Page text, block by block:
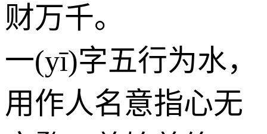
财万千。
一(yī)字五行为水，
用作人名意指心无